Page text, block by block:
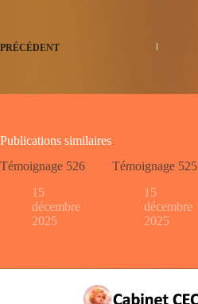
PRÉCÉDENT
Publications similaires
Témoignage 526
15
décembre
2025
Témoignage 525
15
décembre
2025